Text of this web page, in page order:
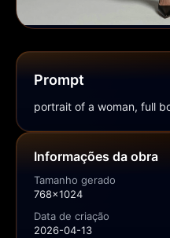
Prompt
portrait of a woman, full
Informações da obra
Tamanho gerado
768x1024
Data de criação
2026-04-13